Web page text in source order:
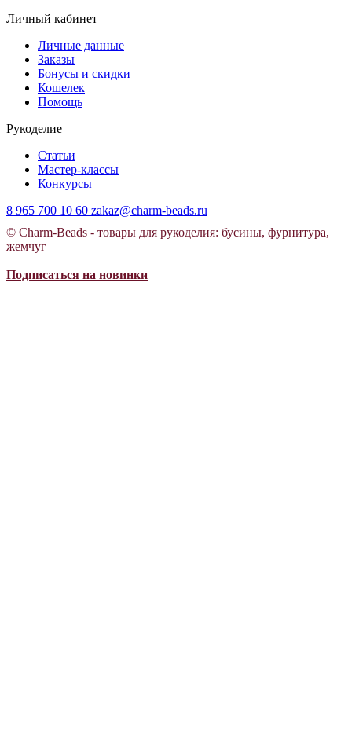
Личный кабинет
Личные данные
Заказы
Бонусы и скидки
Кошелек
Помощь
Рукоделие
Статьи
Мастер-классы
Конкурсы
8 965 700 10 60 zakaz@charm-beads.ru
© Charm-Beads - товары для рукоделия: бусины, фурнитура,
жемчуг
Подписаться на новинки